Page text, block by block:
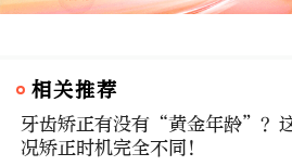
相关推荐
牙齿矫正有没有“黄金年龄”？
况矫正时机完全不同！